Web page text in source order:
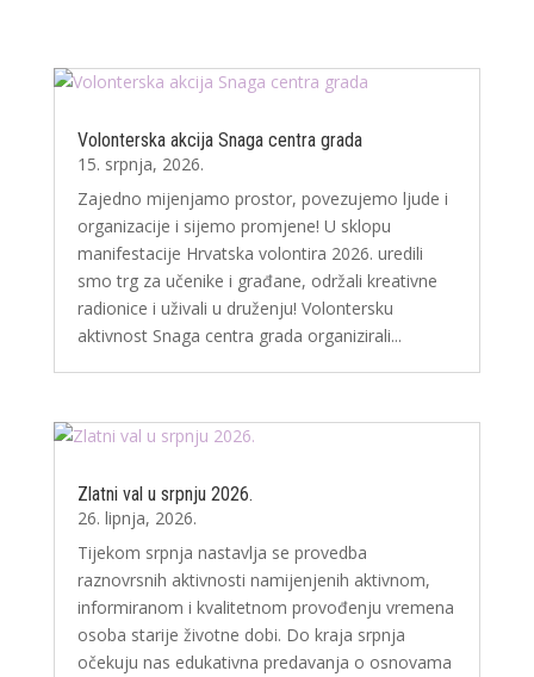
Volonterska akcija Snaga centra grada
15. srpnja, 2026.
Zajedno mijenjamo prostor, povezujemo ljude i
organizacije i sijemo promjene! U sklopu
manifestacije Hrvatska volontira 2026. uredili
smo trg za učenike i građane, održali kreativne
radionice i uživali u druženju! Volontersku
aktivnost Snaga centra grada organizirali...
Zlatni val u srpnju 2026.
26. lipnja, 2026.
Tijekom srpnja nastavlja se provedba
raznovrsnih aktivnosti namijenjenih aktivnom,
informiranom i kvalitetnom provođenju vremena
osoba starije životne dobi. Do kraja srpnja
očekuju nas edukativna predavanja o osnovama